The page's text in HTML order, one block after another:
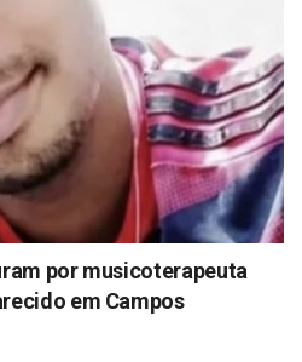
por musicoterapeuta
em Campos